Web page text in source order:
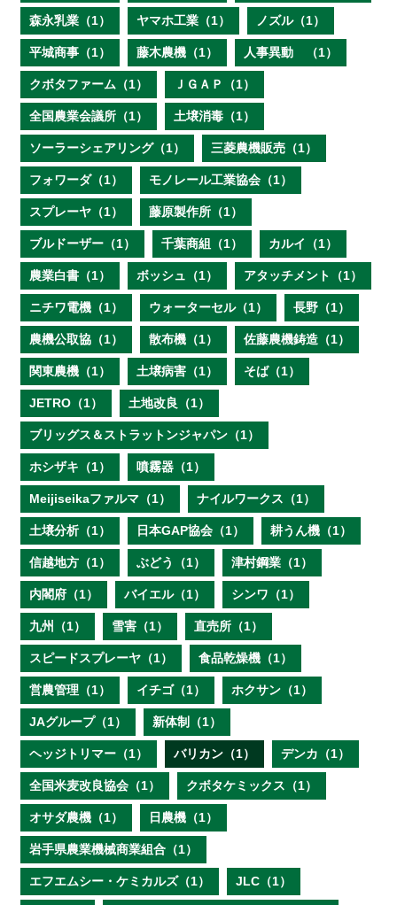
森永乳業（1） ヤマホ工業（1） ノズル（1）
平城商事（1） 藤木農機（1） 人事異動 （1）
クボタファーム（1） ＪＧＡＰ（1）
全国農業会議所（1） 土壌消毒（1）
ソーラーシェアリング（1） 三菱農機販売（1）
フォワーダ（1） モノレール工業協会（1）
スプレーヤ（1） 藤原製作所（1）
ブルドーザー（1） 千葉商組（1） カルイ（1）
農業白書（1） ボッシュ（1） アタッチメント（1）
ニチワ電機（1） ウォーターセル（1） 長野（1）
農機公取協（1） 散布機（1） 佐藤農機鋳造（1）
関東農機（1） 土壌病害（1） そば（1）
JETRO（1） 土地改良（1）
ブリッグス＆ストラットンジャパン（1）
ホシザキ（1） 噴霧器（1）
Meijiseikaファルマ（1） ナイルワークス（1）
土壌分析（1） 日本GAP協会（1） 耕うん機（1）
信越地方（1） ぶどう（1） 津村鋼業（1）
内閣府（1） バイエル（1） シンワ（1）
九州（1） 雪害（1） 直売所（1）
スピードスプレーヤ（1） 食品乾燥機（1）
営農管理（1） イチゴ（1） ホクサン（1）
JAグループ（1） 新体制（1）
ヘッジトリマー（1） バリカン（1） デンカ（1）
全国米麦改良協会（1） クボタケミックス（1）
オサダ農機（1） 日農機（1）
岩手県農業機械商業組合（1）
エフエムシー・ケミカルズ（1） JLC（1）